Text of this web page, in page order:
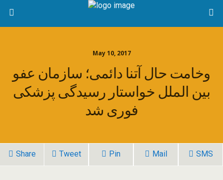
May 10, 2017
وخامت حال آتنا دائمی؛ سازمان عفو
بین الملل خواستار رسیدگی پزشکی
فوری شد
Share Tweet Pin Mail SMS